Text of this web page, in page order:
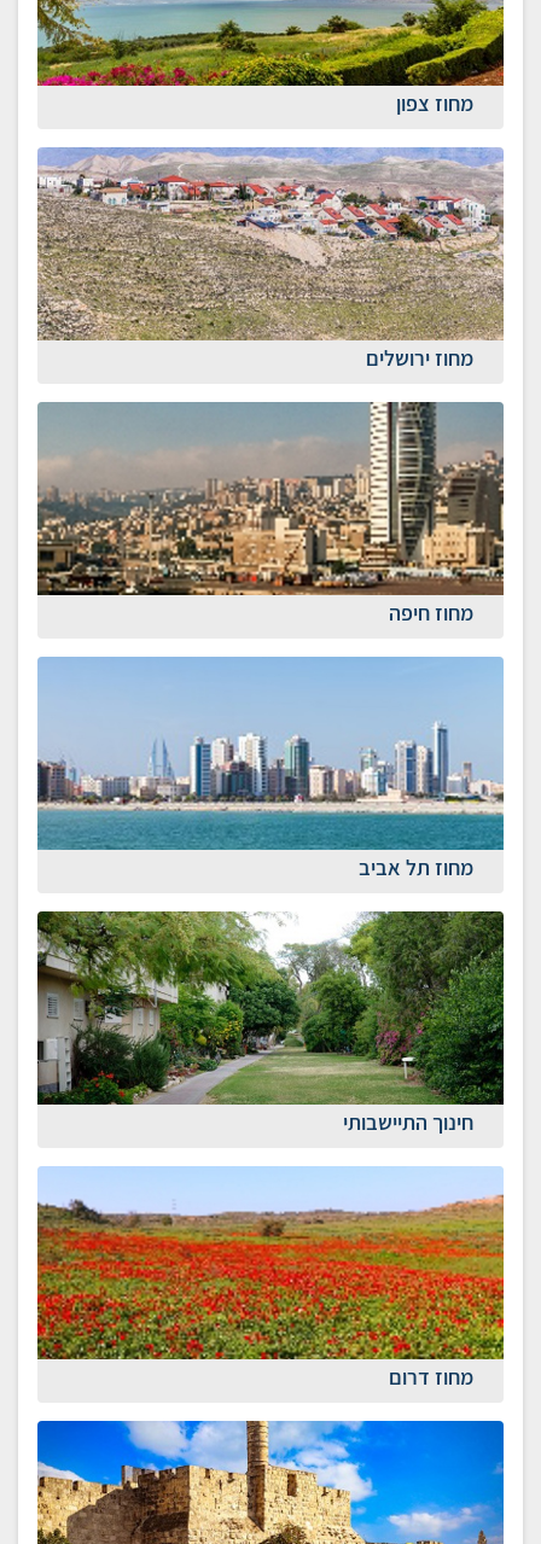
מחוז צפון
מחוז ירושלים
מחוז חיפה
מחוז תל אביב
חינוך התיישבותי
מחוז דרום